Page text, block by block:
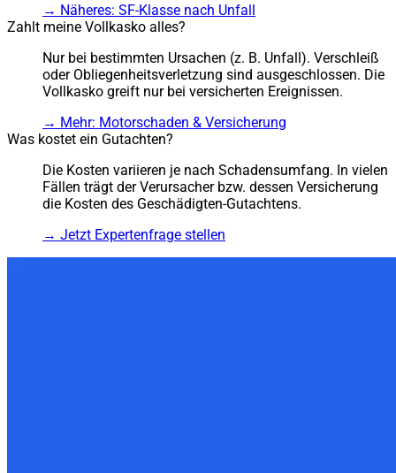
→ Näheres: SF-Klasse nach Unfall
Zahlt meine Vollkasko alles?
Nur bei bestimmten Ursachen (z. B. Unfall). Verschleiß
oder Obliegenheitsverletzung sind ausgeschlossen. Die
Vollkasko greift nur bei versicherten Ereignissen.
→ Mehr: Motorschaden & Versicherung
Was kostet ein Gutachten?
Die Kosten variieren je nach Schadensumfang. In vielen
Fällen trägt der Verursacher bzw. dessen Versicherung
die Kosten des Geschädigten-Gutachtens.
→ Jetzt Expertenfrage stellen